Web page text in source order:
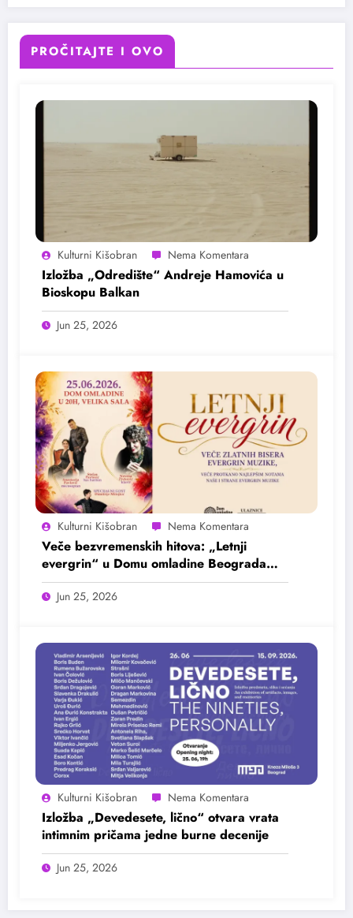
PROČITAJTE I OVO
Kulturni Kišobran
Izložba „Odredište“ Andreje Hamovića u
Bioskopu Balkan
Jun 25, 2026
Kulturni Kišobran
Veče bezvremenskih hitova: „Letnji
evergrin“ u Domu omladine Beograda
25. juna
Jun 25, 2026
Kulturni Kišobran
Izložba „Devedesete, lično“ otvara vrata
intimnim pričama jedne burne decenije
Jun 25, 2026